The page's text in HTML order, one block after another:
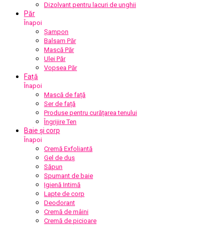
Dizolvant pentru lacuri de unghii
Păr
Înapoi
Șampon
Balsam Păr
Mască Păr
Ulei Păr
Vopsea Păr
Față
Înapoi
Mască de față
Ser de față
Produse pentru curățarea tenului
Îngrijire Ten
Baie și corp
Înapoi
Cremă Exfoliantă
Gel de duș
Săpun
Spumant de baie
Igienă Intimă
Lapte de corp
Deodorant
Cremă de mâini
Cremă de picioare